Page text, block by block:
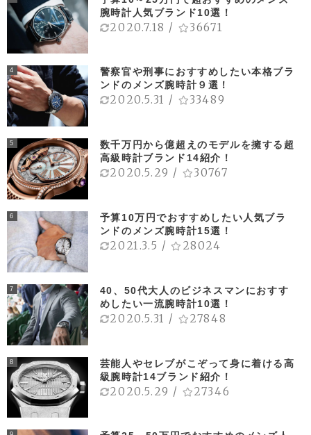
腕時計人気ブランド10選！
2020.7.18 / 36671
4
警察官や刑事におすすめしたい本格ブラ
ンドのメンズ腕時計９選！
2020.5.31 / 33489
5
数千万円から億超えのモデルを擁する超
高級時計ブランド14紹介！
2020.5.29 / 30767
6
予算10万円でおすすめしたい人気ブラ
ンドのメンズ腕時計15選！
2021.3.5 / 28024
7
40、50代大人のビジネスマンにおすす
めしたい一流腕時計10選！
2020.5.31 / 27848
8
芸能人やセレブがこぞって身に着ける高
級腕時計14ブランド紹介！
2020.5.29 / 27346